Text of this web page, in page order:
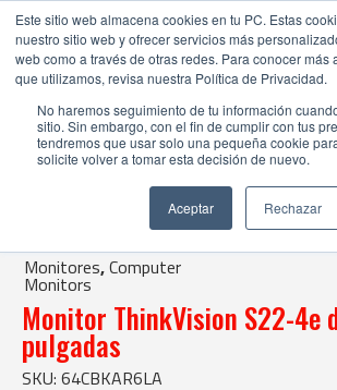
Este sitio web almacena cookies en tu PC. Estas
nuestro sitio web y ofrecer servicios más
web como a través de otras redes. Para conocer más
que utilizamos, revisa nuestra Política de Privacidad.
No haremos seguimiento de tu información
sitio. Sin embargo, con el fin de cumplir con tus
tendremos que usar solo una pequeña cookie
solicite volver a tomar esta decisión de nuevo.
Aceptar Rechazar
Monitores|Computer Monitors
| Monitor ThinkVision S22-4e de 21,5 pulgadas
Monitores,Computer
Monitors
Monitor ThinkVision S22-4e
pulgadas
SKU: 64CBKAR6LA